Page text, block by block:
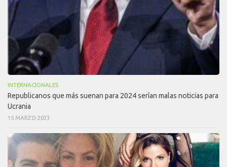
INTERNACIONALES
Republicanos que más suenan para 2024 serían malas noticias para
Ucrania
15 MARZO 2023